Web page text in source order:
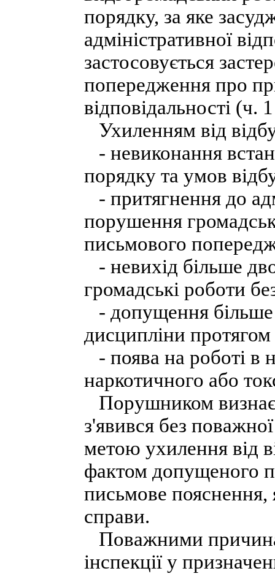
порядку, за яке
адміністративної
застосовується
попередження про
відповідальності
Ухиленням від
- невиконання
порядку та умов
- притягнення до
порушення
письмового
- невихід більше
громадські роботи
- допущення
дисципліни протягом
- поява на роботі в
наркотичного або
Порушником
з'явився без
метою ухилення від
фактом допущеного
письмове пояснення,
справи.
Поважними
інспекції у